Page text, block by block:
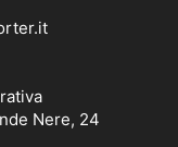
Nere, 24